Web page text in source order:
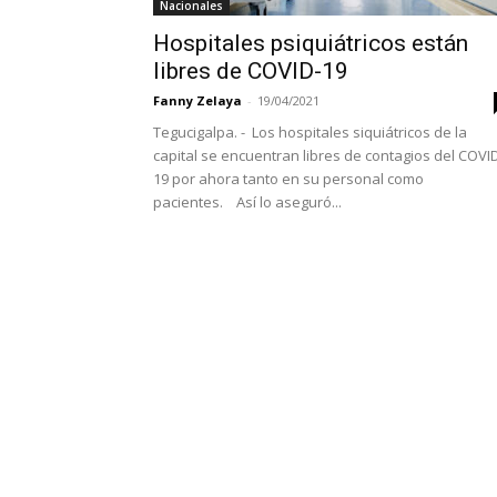
Nacionales
Hospitales psiquiátricos están
libres de COVID-19
Fanny Zelaya - 19/04/2021
Tegucigalpa. - Los hospitales siquiátricos de la
capital se encuentran libres de contagios del
19 por ahora tanto en su personal como
pacientes. Así lo aseguró...